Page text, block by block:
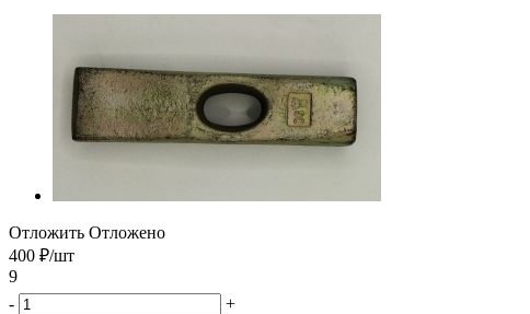
Отложить Отложено
400 ₽/шт
9
-
+